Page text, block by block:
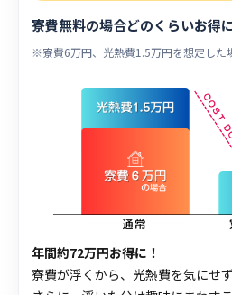
寮費無料の場合どのくらいお得
※寮費6万円、光熱費1.5万円を想定した
年間約72万円お得に！
寮費が浮くから、光熱費を気にせ